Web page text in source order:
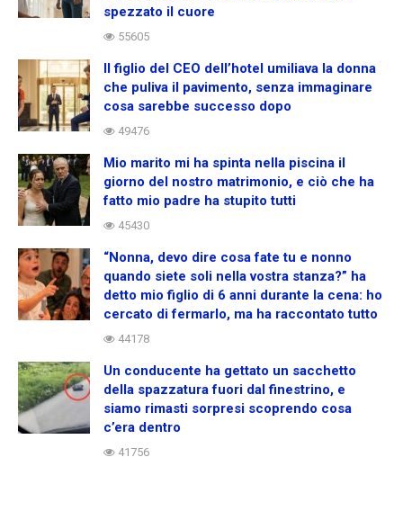
spezzato il cuore
55605
Il figlio del CEO dell’hotel umiliava la donna
che puliva il pavimento, senza immaginare
cosa sarebbe successo dopo
49476
Mio marito mi ha spinta nella piscina il
giorno del nostro matrimonio, e ciò che ha
fatto mio padre ha stupito tutti
45430
“Nonna, devo dire cosa fate tu e nonno
quando siete soli nella vostra stanza?” ha
detto mio figlio di 6 anni durante la cena: ho
cercato di fermarlo, ma ha raccontato tutto
44178
Un conducente ha gettato un sacchetto
della spazzatura fuori dal finestrino, e
siamo rimasti sorpresi scoprendo cosa
c’era dentro
41756